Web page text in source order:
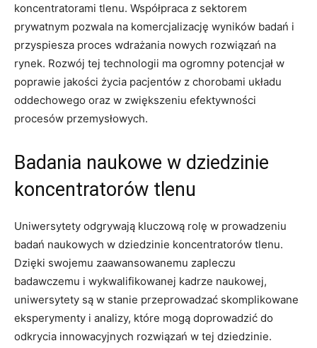
⁢koncentratorami tlenu. Współpraca z sektorem
prywatnym pozwala na komercjalizację‌ wyników​ badań‍ i
przyspiesza ⁤proces wdrażania nowych rozwiązań na
rynek. Rozwój tej‌ technologii ma ogromny potencjał w
poprawie jakości życia pacjentów z chorobami⁤ układu
oddechowego ⁣oraz w zwiększeniu efektywności
procesów przemysłowych.
Badania naukowe‍ w dziedzinie
koncentratorów ‍tlenu
Uniwersytety odgrywają kluczową rolę⁣ w prowadzeniu
badań naukowych ‌w ‌dziedzinie koncentratorów tlenu.
Dzięki swojemu zaawansowanemu zapleczu
badawczemu i wykwalifikowanej kadrze naukowej,
uniwersytety są w stanie przeprowadzać⁢ skomplikowane
eksperymenty ⁤i analizy, ‍które ⁤mogą ‍doprowadzić do
odkrycia​ innowacyjnych ⁣rozwiązań​ w tej⁤ dziedzinie.